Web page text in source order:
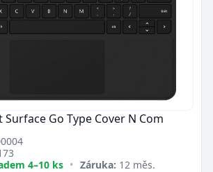
Go Type Cover N Com
4–10 ks • Záruka: 12 měs.